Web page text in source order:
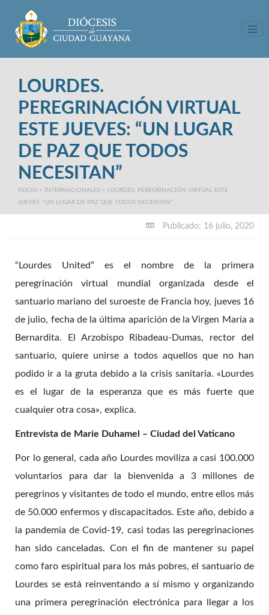
LOURDES.
PEREGRINACIÓN VIRTUAL
ESTE JUEVES: “UN LUGAR
DE PAZ QUE TODOS
NECESITAN”
INICIO > INTERNACIONALES > LOURDES. PEREGRINACIÓN VIRTUAL ESTE
JUEVES: “UN LUGAR DE PAZ QUE TODOS NECESITAN”
Publicado: 16 julio, 2020
“Lourdes United” es el nombre de la primera
peregrinación virtual mundial organizada desde el
santuario mariano del suroeste de Francia hoy, jueves 16
de julio, fecha de la última aparición de la Virgen María a
Bernardita. El Arzobispo Ribadeau-Dumas, rector del
santuario, quiere unirse a todos aquellos que no han
podido ir a la gruta debido a la crisis sanitaria. «Lourdes
es el lugar de la esperanza que es más fuerte que
cualquier otra cosa», explica.
Entrevista de Marie Duhamel – Ciudad del Vaticano
Por lo general, cada año Lourdes moviliza a casi 100.000
voluntarios para dar la bienvenida a 3 millones de
peregrinos y visitantes de todo el mundo, entre ellos más
de 50.000 enfermos y discapacitados. Este año, debido a
la pandemia de Covid-19, casi todas las peregrinaciones
han sido canceladas. Con el fin de mantener su papel
como faro espiritual para los más pobres, el santuario de
Lourdes se está reinventando a sí mismo y organizando
una primera peregrinación electrónica para llegar a los